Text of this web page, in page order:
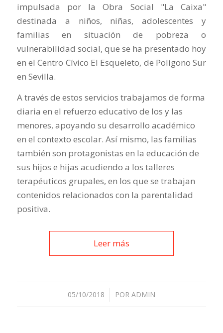
impulsada por la Obra Social "La Caixa"
destinada a niños, niñas, adolescentes y
familias en situación de pobreza o
vulnerabilidad social, que se ha presentado hoy
en el Centro Cívico El Esqueleto, de Polígono Sur
en Sevilla.
A través de estos servicios trabajamos de forma
diaria en el refuerzo educativo de los y las
menores, apoyando su desarrollo académico
en el contexto escolar. Así mismo, las familias
también son protagonistas en la educación de
sus hijos e hijas acudiendo a los talleres
terapéuticos grupales, en los que se trabajan
contenidos relacionados con la parentalidad
positiva.
Leer más
05/10/2018
/ POR ADMIN